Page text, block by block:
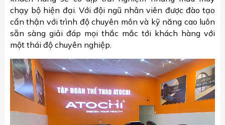
chạy bộ hiện đại. Với đội ngũ nhân viên được đào tạo
cẩn thận với trình độ chuyên môn và kỹ năng cao luôn
sẵn sàng giải đáp mọi thắc mắc tới khách hàng với
một thái độ chuyên nghiệp.